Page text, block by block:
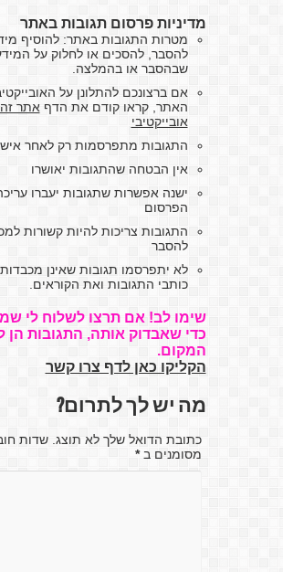
מדיניות פרסום תגובות באתר
מטרות התגובות באתר: להוסיף
להסבר, להסכים או לחלוק על
שבהסבר או בהמלצה.
אם ברצונכם להתלונן על
האתר, קראו קודם את הדףאתר זה
אובייקטיבי
התגובות מתפרסמות רק לאחר
אין הבטחה שהתגובות יאושרו
ישנה אפשרות שתגובות יעברו
הפרסום
התגובות צריכות להיות קשורות
להסבר
לא יתפרסמו תגובות שאינן
כותבי התגובות ואת הקוראים.
שימו לב! אם תרצו לשלוח לי
כדי שאבדוק אותה, התגובות הן
המקום.
הקליקו כאן לדף צרו קשר
מה יש לך לתרום?
כתובת הדואל שלך לא תוצג. שדות
מסומנים ב*